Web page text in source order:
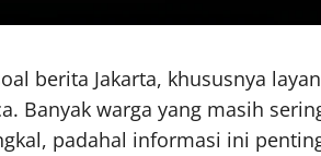
berita Jakarta, khususnya
Banyak warga yang masih
padahal informasi ini